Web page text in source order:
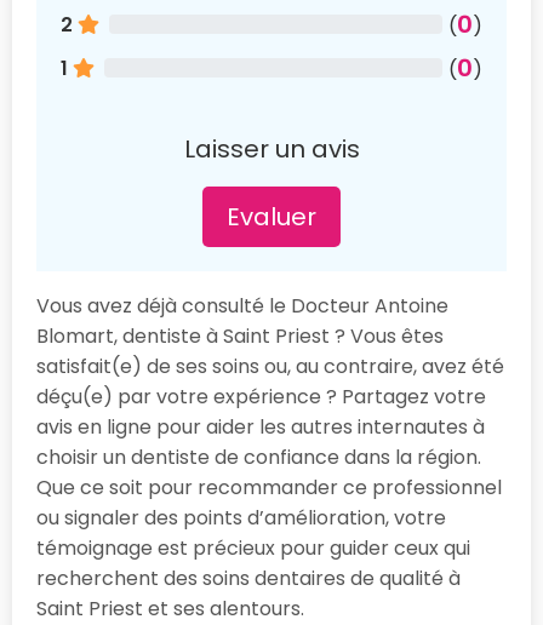
2
(0)
1
(0)
Laisser un avis
Evaluer
Vous avez déjà consulté le Docteur Antoine
Blomart, dentiste à Saint Priest ? Vous êtes
satisfait(e) de ses soins ou, au contraire, avez été
déçu(e) par votre expérience ? Partagez votre
avis en ligne pour aider les autres internautes à
choisir un dentiste de confiance dans la région.
Que ce soit pour recommander ce professionnel
ou signaler des points d’amélioration, votre
témoignage est précieux pour guider ceux qui
recherchent des soins dentaires de qualité à
Saint Priest et ses alentours.